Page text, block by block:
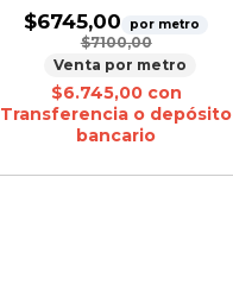
$6745,00 por metro
$7100,00
Venta por metro
$6.745,00 con
Transferencia o depósito
bancario